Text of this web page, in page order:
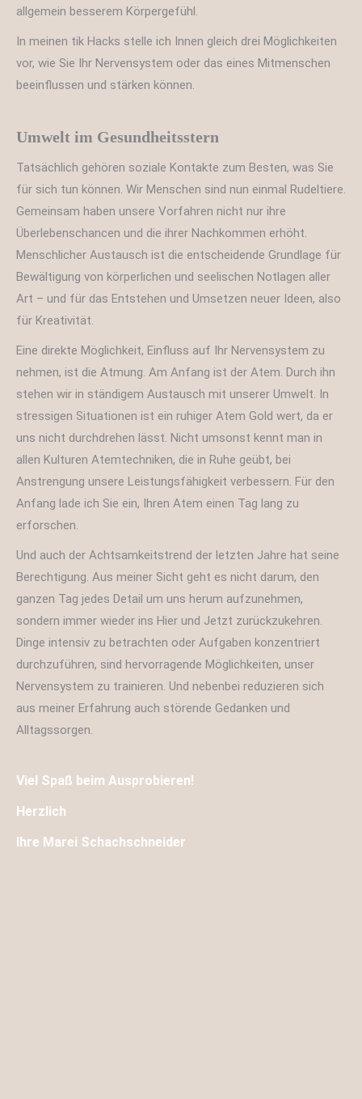
allgemein besserem Körpergefühl.
In meinen tik Hacks stelle ich Innen gleich drei Möglichkeiten
vor, wie Sie Ihr Nervensystem oder das eines Mitmenschen
beeinflussen und stärken können.
Umwelt im Gesundheitsstern
Tatsächlich gehören soziale Kontakte zum Besten, was Sie
für sich tun können. Wir Menschen sind nun einmal Rudeltiere.
Gemeinsam haben unsere Vorfahren nicht nur ihre
Überlebenschancen und die ihrer Nachkommen erhöht.
Menschlicher Austausch ist die entscheidende Grundlage für
Bewältigung von körperlichen und seelischen Notlagen aller
Art – und für das Entstehen und Umsetzen neuer Ideen, also
für Kreativität.
Eine direkte Möglichkeit, Einfluss auf Ihr Nervensystem zu
nehmen, ist die Atmung. Am Anfang ist der Atem. Durch ihn
stehen wir in ständigem Austausch mit unserer Umwelt. In
stressigen Situationen ist ein ruhiger Atem Gold wert, da er
uns nicht durchdrehen lässt. Nicht umsonst kennt man in
allen Kulturen Atemtechniken, die in Ruhe geübt, bei
Anstrengung unsere Leistungsfähigkeit verbessern. Für den
Anfang lade ich Sie ein, Ihren Atem einen Tag lang zu
erforschen.
Und auch der Achtsamkeitstrend der letzten Jahre hat seine
Berechtigung. Aus meiner Sicht geht es nicht darum, den
ganzen Tag jedes Detail um uns herum aufzunehmen,
sondern immer wieder ins Hier und Jetzt zurückzukehren.
Dinge intensiv zu betrachten oder Aufgaben konzentriert
durchzuführen, sind hervorragende Möglichkeiten, unser
Nervensystem zu trainieren. Und nebenbei reduzieren sich
aus meiner Erfahrung auch störende Gedanken und
Alltagssorgen.
Viel Spaß beim Ausprobieren!
Herzlich
Ihre Marei Schachschneider